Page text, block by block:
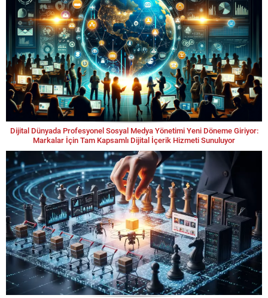
Dijital Dünyada Profesyonel Sosyal Medya Yönetimi Yeni Döneme Giriyor:
Markalar İçin Tam Kapsamlı Dijital İçerik Hizmeti Sunuluyor